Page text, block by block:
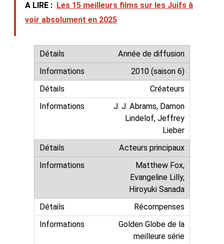
A LIRE : Les 15 meilleurs films sur les Juifs à
voir absolument en 2025
Année de diffusion
2010 (saison 6)
Créateurs
J. J. Abrams, Damon
Lindelof, Jeffrey
Lieber
Acteurs principaux
Matthew Fox,
Evangeline Lilly,
Hiroyuki Sanada
Récompenses
Golden Globe de la
meilleure série